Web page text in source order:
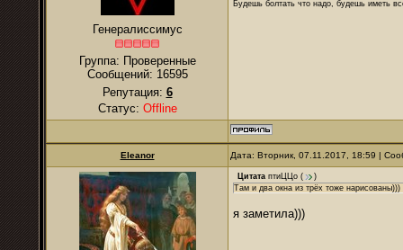
Генералиссимус
Группа: Проверенные
Сообщений: 16595
Репутация: 6
Статус: Offline
Будешь болтать что надо, будешь иметь
Eleanor Дата: Вторник, 07.11.2017, 18:59 |
Цитата птиЦЦо (
)
Там и два окна из трёх тоже нарисованы)))
я заметила)))